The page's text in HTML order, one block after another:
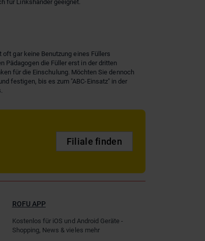
für Linkshänder geeignet.
gar keine Benutzung eines Füllers
Pädagogen die Füller erst in der dritten
für die Einschulung. Möchten Sie dennoch
festigen, bis es zum "ABC-Einsatz" in der
Filiale finden
ROFU APP
Kostenlos für iOS und Android Geräte -
Shopping, News & vieles mehr